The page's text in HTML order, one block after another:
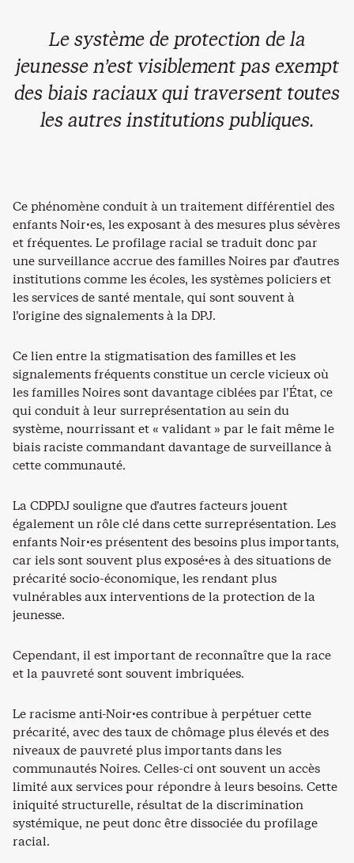
Le système de protection de la
jeunesse n’est visiblement pas exempt
des biais raciaux qui traversent toutes
les autres institutions publiques.
Ce phénomène conduit à un traitement différentiel des
enfants Noir·es, les exposant à des mesures plus sévères
et fréquentes. Le profilage racial se traduit donc par
une surveillance accrue des familles Noires par d’autres
institutions comme les écoles, les systèmes policiers et
les services de santé mentale, qui sont souvent à
l’origine des signalements à la DPJ.
Ce lien entre la stigmatisation des familles et les
signalements fréquents constitue un cercle vicieux où
les familles Noires sont davantage ciblées par l’État, ce
qui conduit à leur surreprésentation au sein du
système, nourrissant et « validant » par le fait même le
biais raciste commandant davantage de surveillance à
cette communauté.
La CDPDJ souligne que d’autres facteurs jouent
également un rôle clé dans cette surreprésentation. Les
enfants Noir·es présentent des besoins plus importants,
car iels sont souvent plus exposé·es à des situations de
précarité socio-économique, les rendant plus
vulnérables aux interventions de la protection de la
jeunesse.
Cependant, il est important de reconnaître que la race
et la pauvreté sont souvent imbriquées.
Le racisme anti-Noir·es contribue à perpétuer cette
précarité, avec des taux de chômage plus élevés et des
niveaux de pauvreté plus importants dans les
communautés Noires. Celles-ci ont souvent un accès
limité aux services pour répondre à leurs besoins. Cette
iniquité structurelle, résultat de la discrimination
systémique, ne peut donc être dissociée du profilage
racial.